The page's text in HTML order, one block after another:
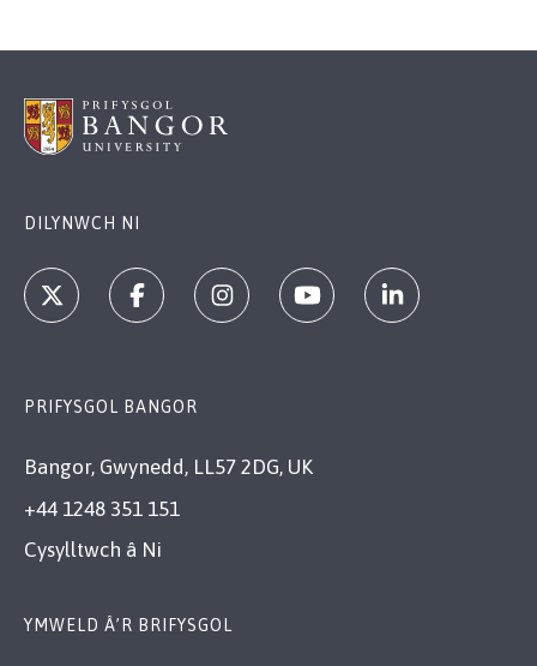
DILYNWCH NI
PRIFYSGOL BANGOR
Bangor, Gwynedd, LL57 2DG, UK
+44 1248 351 151
Cysylltwch â Ni
YMWELD Â’R BRIFYSGOL